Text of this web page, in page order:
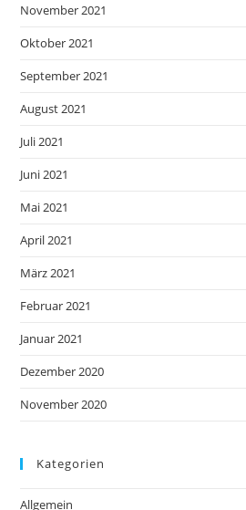
November 2021
Oktober 2021
September 2021
August 2021
Juli 2021
Juni 2021
Mai 2021
April 2021
März 2021
Februar 2021
Januar 2021
Dezember 2020
November 2020
Kategorien
Allgemein